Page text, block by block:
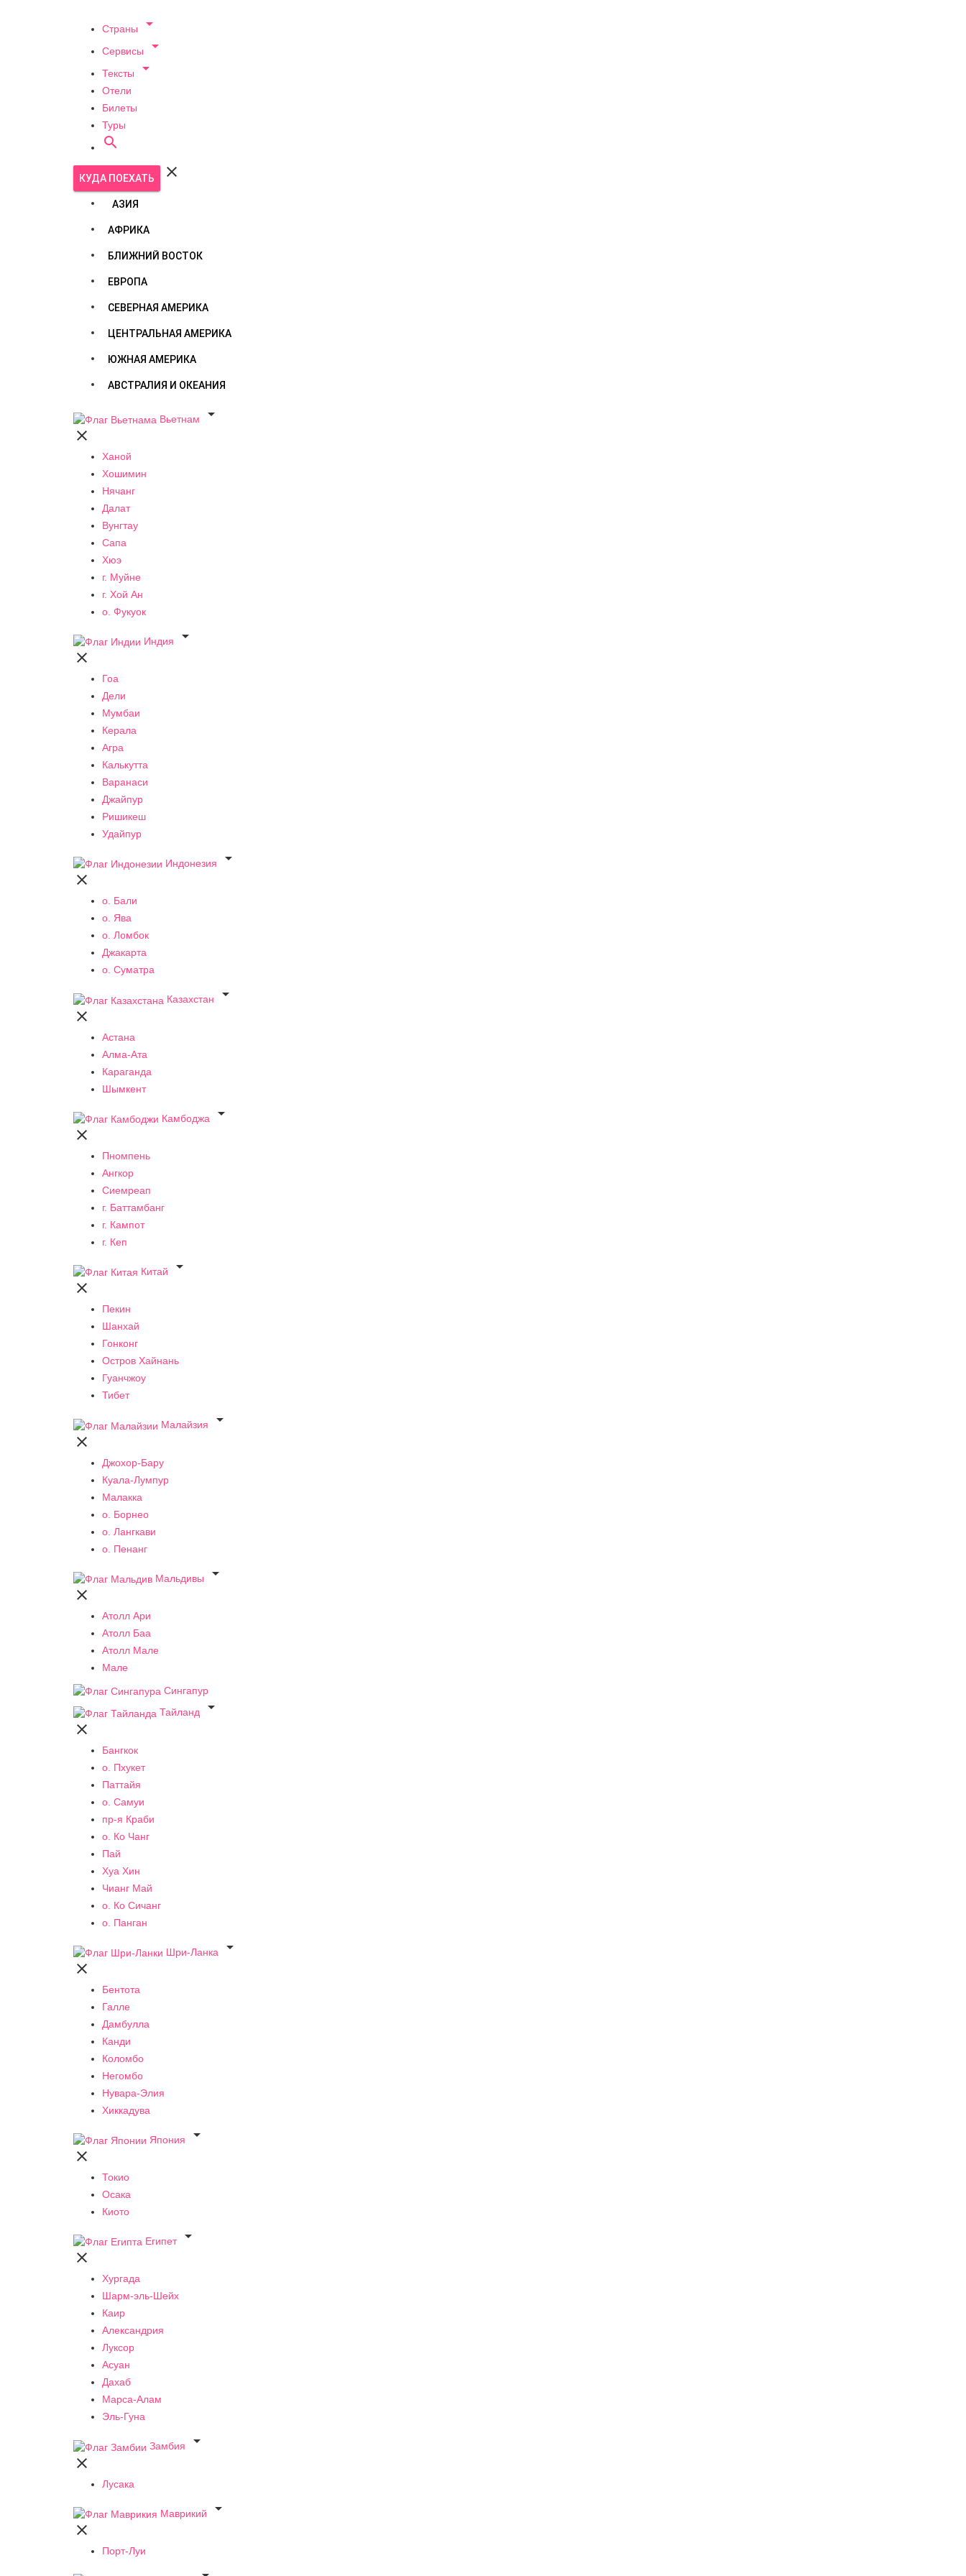
Страны 
Сервисы 
Тексты 
Отели
Билеты
Туры

КУДА ПОЕХАТЬ 
АЗИЯ
АФРИКА
БЛИЖНИЙ ВОСТОК
ЕВРОПА
СЕВЕРНАЯ АМЕРИКА
ЦЕНТРАЛЬНАЯ АМЕРИКА
ЮЖНАЯ АМЕРИКА
АВСТРАЛИЯ И ОКЕАНИЯ
Вьетнам


Ханой
Хошимин
Нячанг
Далат
Вунгтау
Сапа
Хюэ
г. Муйне
г. Хой Ан
о. Фукуок
Индия


Гоа
Дели
Мумбаи
Керала
Агра
Калькутта
Варанаси
Джайпур
Ришикеш
Удайпур
Индонезия


о. Бали
о. Ява
о. Ломбок
Джакарта
о. Суматра
Казахстан


Астана
Алма-Ата
Караганда
Шымкент
Камбоджа


Пномпень
Ангкор
Сиемреап
г. Баттамбанг
г. Кампот
г. Кеп
Китай


Пекин
Шанхай
Гонконг
Остров Хайнань
Гуанчжоу
Тибет
Малайзия


Джохор-Бару
Куала-Лумпур
Малакка
о. Борнео
о. Лангкави
о. Пенанг
Мальдивы


Атолл Ари
Атолл Баа
Атолл Мале
Мале
Сингапур
Тайланд


Бангкок
о. Пхукет
Паттайя
о. Самуи
пр-я Краби
о. Ко Чанг
Пай
Хуа Хин
Чианг Май
о. Ко Сичанг
о. Панган
Шри-Ланка


Бентота
Галле
Дамбулла
Канди
Коломбо
Негомбо
Нувара-Элия
Хиккадува
Япония


Токио
Осака
Киото
Египет


Хургада
Шарм-эль-Шейх
Каир
Александрия
Луксор
Асуан
Дахаб
Марса-Алам
Эль-Гуна
Замбия


Лусака
Маврикий


Порт-Луи